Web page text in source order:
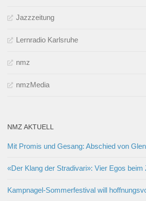
Jazzzeitung
Lernradio Karlsruhe
nmz
nmzMedia
NMZ AKTUELL
Mit Promis und Gesang: Abschied von
«Der Klang der Stradivari»: Vier Egos
Kampnagel-Sommerfestival will